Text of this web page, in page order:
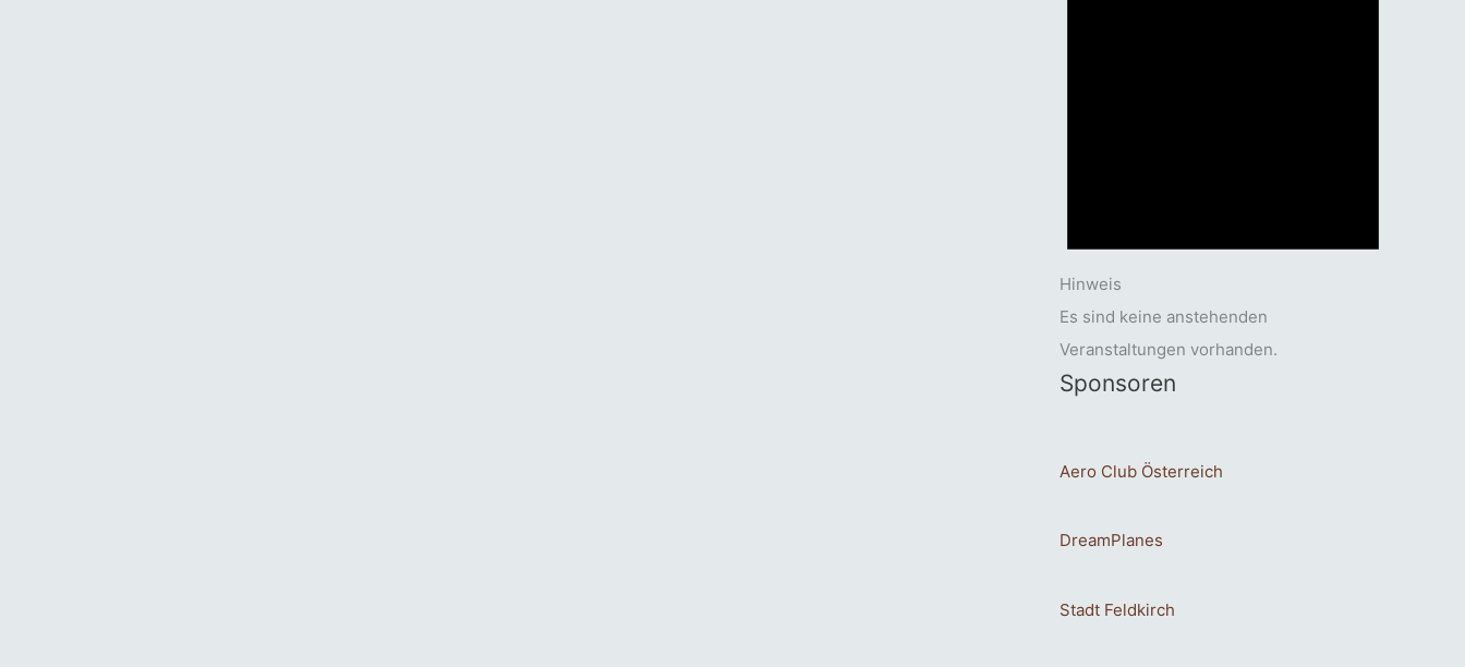
Hinweis
Es sind keine anstehenden
Veranstaltungen vorhanden.
Sponsoren
Aero Club Österreich
DreamPlanes
Stadt Feldkirch